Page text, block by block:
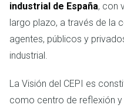
industrial de España, con
largo plazo, a través de la
agentes, públicos y
industrial.
La Visión del CEPI es
como centro de reflexión